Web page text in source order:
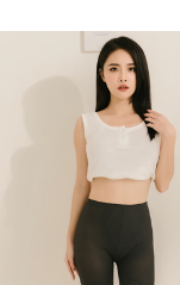
2.透過簡訊連結打開帳
帳／街口支付／iPASS
【注意事項】
1.本服務係由「台灣大
用戶於交易時，得透
買賣價金債權讓與本
2.基於同意付款使用「
資料（包含姓名、電
由本公司與您本人進行
3.完整用戶服務條款，
【「AFTEE先享後付」
１．於結帳方式選擇
結帳頁面，進行簡訊認
２．訂單成立數日內，
３．收到繳費通知簡
ATM／網路銀行／等
※ 請注意：結帳手續
購買商品的店家。未
後付繳納相關費用。
※ 交易是否成功請以「
是否繳費成功／繳費
客戶支援中心」
運送方式
全家取貨付款
每筆NT$80，滿
付款後全家取貨
每筆NT$80，滿
萊爾富取貨付款